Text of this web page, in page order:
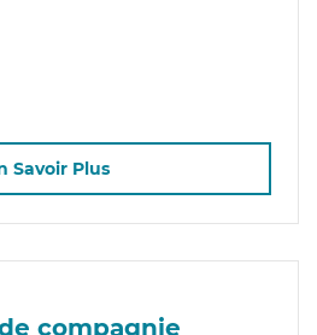
Savoir Plus
compagnie